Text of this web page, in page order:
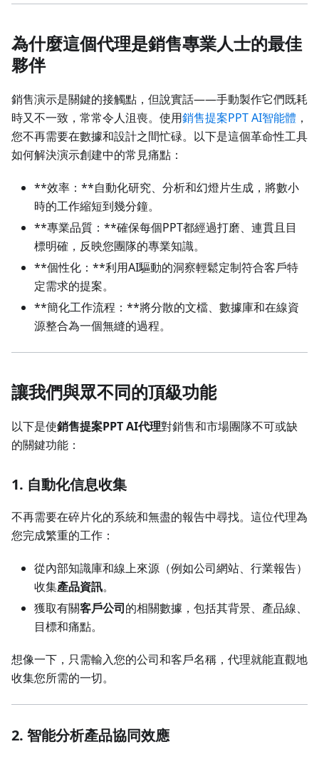
為什麼這個代理是銷售專業人士的最佳
夥伴
銷售演示是關鍵的接觸點，但說實話——手動製作它們既耗
時又不一致，常常令人沮喪。使用銷售提案PPT AI智能體 ，
您不再需要在數據和設計之間忙碌。以下是這個革命性工具
如何解決演示創建中的常見痛點：
**效率：**自動化研究、分析和幻燈片生成，將數小
時的工作縮短到幾分鐘。
**專業品質：**確保每個PPT都經過打磨、連貫且目
標明確，反映您團隊的專業知識。
**個性化：**利用AI驅動的洞察輕鬆定制符合客戶特
定需求的提案。
**簡化工作流程：**將分散的文檔、數據庫和在線資
源整合為一個無縫的過程。
讓我們與眾不同的頂級功能
以下是使銷售提案PPT AI代理對銷售和市場團隊不可或缺
的關鍵功能：
1. 自動化信息收集
不再需要在碎片化的系統和無盡的報告中尋找。這位代理為
您完成繁重的工作：
從內部知識庫和線上來源（例如公司網站、行業報告）
收集產品資訊。
獲取有關客戶公司的相關數據，包括其背景、產品線、
目標和痛點。
想像一下，只需輸入您的公司和客戶名稱，代理就能直觀地
收集您所需的一切。
2. 智能分析產品協同效應